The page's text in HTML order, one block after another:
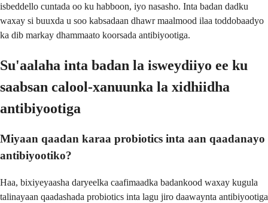
isbeddello cuntada oo ku habboon, iyo nasasho. Inta badan dadku
waxay si buuxda u soo kabsadaan dhawr maalmood ilaa toddobaadyo
ka dib markay dhammaato koorsada antibiyootiga.
Su'aalaha inta badan la isweydiiyo ee ku
saabsan calool-xanuunka la xidhiidha
antibiyootiga
Miyaan qaadan karaa probiotics inta aan qaadanayo
antibiyootiko?
Haa, bixiyeyaasha daryeelka caafimaadka badankood waxay kugula
talinayaan qaadashada probiotics inta lagu jiro daawaynta antibiyootiga